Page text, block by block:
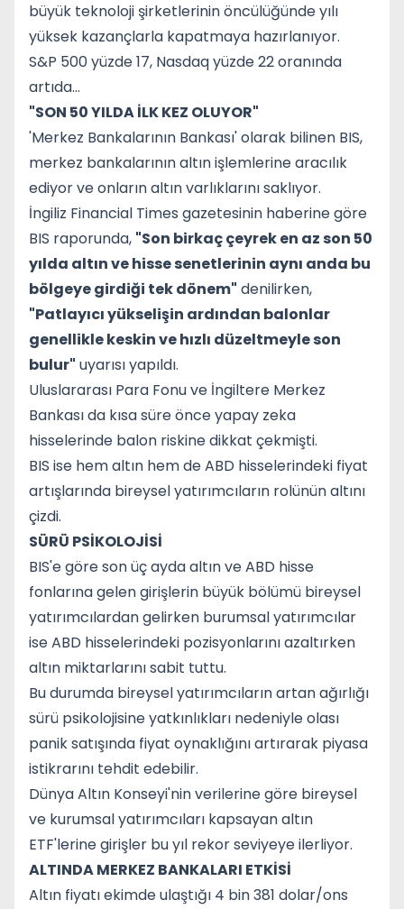
büyük teknoloji şirketlerinin öncülüğünde yılı
yüksek kazançlarla kapatmaya hazırlanıyor.
S&P 500 yüzde 17, Nasdaq yüzde 22 oranında
artıda...
"SON 50 YILDA İLK KEZ OLUYOR"
'Merkez Bankalarının Bankası' olarak bilinen BIS,
merkez bankalarının altın işlemlerine aracılık
ediyor ve onların altın varlıklarını saklıyor.
İngiliz Financial Times gazetesinin haberine göre
BIS raporunda, "Son birkaç çeyrek en az son 50
yılda altın ve hisse senetlerinin aynı anda bu
bölgeye girdiği tek dönem" denilirken,
"Patlayıcı yükselişin ardından balonlar
genellikle keskin ve hızlı düzeltmeyle son
bulur" uyarısı yapıldı.
Uluslararası Para Fonu ve İngiltere Merkez
Bankası da kısa süre önce yapay zeka
hisselerinde balon riskine dikkat çekmişti.
BIS ise hem altın hem de ABD hisselerindeki fiyat
artışlarında bireysel yatırımcıların rolünün altını
çizdi.
SÜRÜ PSİKOLOJİSİ
BIS'e göre son üç ayda altın ve ABD hisse
fonlarına gelen girişlerin büyük bölümü bireysel
yatırımcılardan gelirken burumsal yatırımcılar
ise ABD hisselerindeki pozisyonlarını azaltırken
altın miktarlarını sabit tuttu.
Bu durumda bireysel yatırımcıların artan ağırlığı
sürü psikolojisine yatkınlıkları nedeniyle olası
panik satışında fiyat oynaklığını artırarak piyasa
istikrarını tehdit edebilir.
Dünya Altın Konseyi'nin verilerine göre bireysel
ve kurumsal yatırımcıları kapsayan altın
ETF'lerine girişler bu yıl rekor seviyeye ilerliyor.
ALTINDA MERKEZ BANKALARI ETKİSİ
Altın fiyatı ekimde ulaştığı 4 bin 381 dolar/ons